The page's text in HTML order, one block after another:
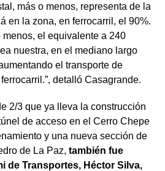
más o menos, representa de la
en la zona, en ferrocarril, el 90%.
menos, el equivalente a 240
nuestra, en el mediano largo
el transporte de
detalló Casagrande.
2/3 que ya lleva la construcción
de acceso en el Cerro Chepe
y una nueva sección de
de La Paz, también fue
de Transportes, Héctor Silva,